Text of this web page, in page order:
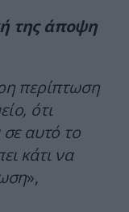
της άποψη
περίπτωση
ότι
σε αυτό το
κάτι να
»,